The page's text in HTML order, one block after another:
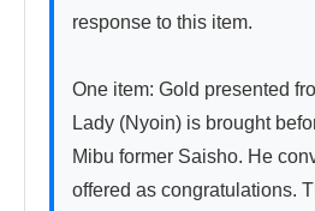
response to this item.
One item: Gold presented
Lady (Nyoin) is brought
Mibu former Saisho. He
offered as congratulations.